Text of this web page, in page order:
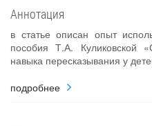
Аннотация
в статье описан опыт
пособия Т.А. Куликовской
навыка пересказывания у
подробнее